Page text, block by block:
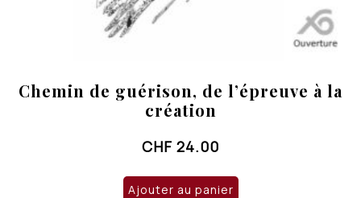
Chemin de guérison, de l’épreuve à la
création
CHF 24.00
Ajouter au panier